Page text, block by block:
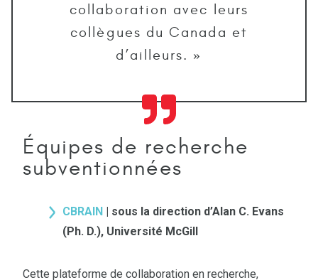
collaboration avec leurs
collègues du Canada et
d’ailleurs. »
Équipes de recherche
subventionnées
CBRAIN | sous la direction d’Alan C. Evans
(Ph. D.), Université McGill
Cette plateforme de collaboration en recherche,